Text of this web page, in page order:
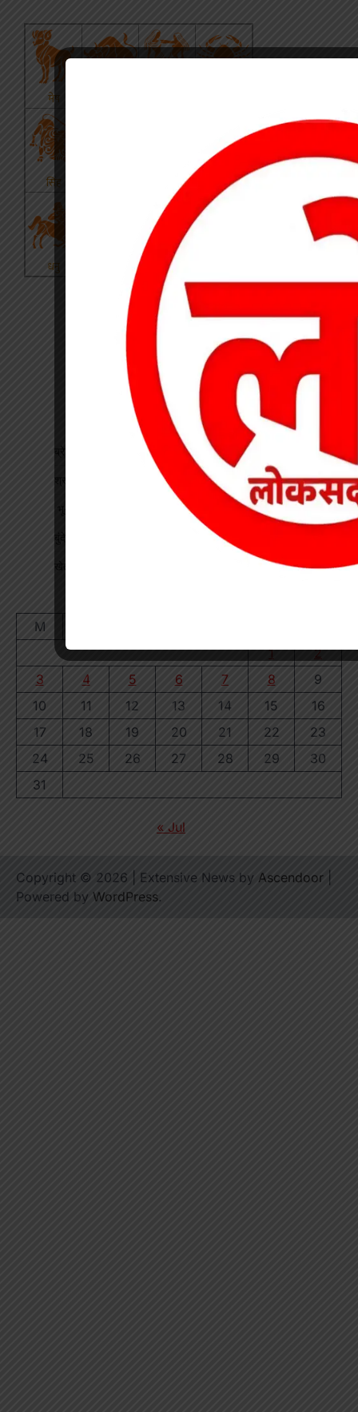
ब्रेकिंग : खेत में विवाद के बाद महिला की संदिग्ध मौत, पति फरार
श्रद्धा पेट्रोल पंप तिवारता में पुलिस का छापा गड़बड़ी की आशंका
भू-प्रभावित युवाओं को रोजगार देने की मांग, महाप्रबंधक को सौंपा ज्ञापन
बुंदेली-सुतर्रा मार्ग की बदहाली पर चक्काजाम, चार घंटे थमे वाहनों के पहिए
M
1
2
3
4 5 6 7 8
9
10
11 12 13 14 15
16
17
18 19 20 21 22
23
24
25 26 27 28 29
30
31
« Jul
Copyright © 2026 | Extensive News by Ascendoor
Powered by WordPress.